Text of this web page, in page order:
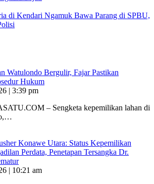
di Kendari Ngamuk Bawa Parang di SPBU,
Watulondo Bergulir, Fajar Pastikan
Hukum
| 3:39 pm
– ‎Sengketa kepemilikan lahan di
Konawe Utara: Status Kepemilikan
Perdata, Penetapan Tersangka Dr.
| 10:21 am